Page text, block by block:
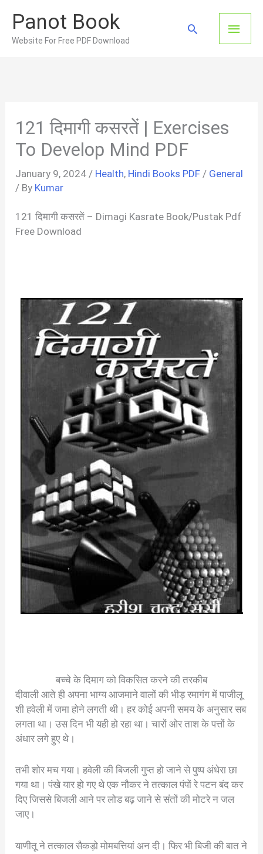
content
Panot Book
Website For Free PDF Download
Main
Search
121 दिमागी कसरतें | Exercises
To Develop Mind PDF
January 9, 2024 / Health, Hindi Books PDF / General
/ By Kumar
121 दिमागी कसरतें – Dimagi Kasrate Book/Pustak Pdf
Free Download
बच्चे के दिमाग को विकसित करने की तरकीब
दीवाली आते ही अपना भाग्य आजमाने वालों की भीड़ रमागंग में पाजीलू
शी हवेली में जमा होने लगती थी। हर कोई अपनी समय के अनुसार सब
लगता था। उस दिन भी यही हो रहा था। चारों ओर ताश के पत्तों के
अंधार लगे हुए थे।
तभी शोर मच गया। हवेली की बिजली गुप्त हो जाने से पुष्प अंधेरा छा
गया था। पंखे यार हो गए थे एक नौकर ने तत्काल पंपों रे पटन बंद कर
दिए जिससे बिजली आने पर लोड बढ़ जाने से संतों की मोटरे न जल
जाए।
याणीतू ने तत्काल सैकड़ो मोमबत्तियां अन दी। फिर भी बिजी की बात ने